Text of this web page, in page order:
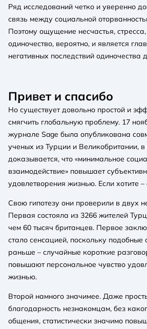
Ряд исследований четко и уверенно
связь между социальной
Поэтому ощущение несчастья,
одиночество, вероятно, и является
негативных последствий одиночества
Привет и спасибо
Но существует довольно простой и
смягчить глобальную проблему. 17
журнале Sage была опубликована
ученых из Турции и Великобритании, в
доказывается, что «минимальное
взаимодействие» повышает
удовлетворения жизнью. Если хотите
Свою гипотезу они проверили в двух
Первая состояла из 3266 жителей
чем 60 тысяч британцев. Первое
стало сенсацией, поскольку подобные
раньше – случайные короткие
повышают персональное чувство
жизнью.
Второй намного значимее. Даже
благодарность незнакомцам, без
общения, статистически значимо